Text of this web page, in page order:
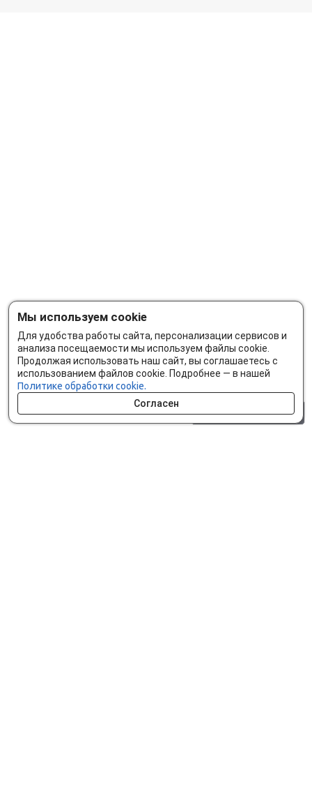
Мы используем cookie
Для удобства работы сайта, персонализации сервисов и
анализа посещаемости мы используем файлы cookie.
Продолжая использовать наш сайт, вы соглашаетесь с
использованием файлов cookie. Подробнее — в нашей
Политике обработки cookie.
Согласен